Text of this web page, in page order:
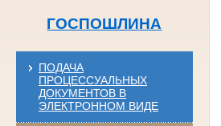
ГОСПОШЛИНА
ПОДАЧА
ПРОЦЕССУАЛЬНЫХ
ДОКУМЕНТОВ В
ЭЛЕКТРОННОМ ВИДЕ